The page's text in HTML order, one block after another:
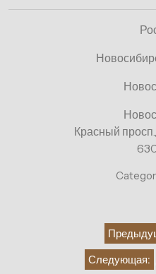
Красный
Следующая: